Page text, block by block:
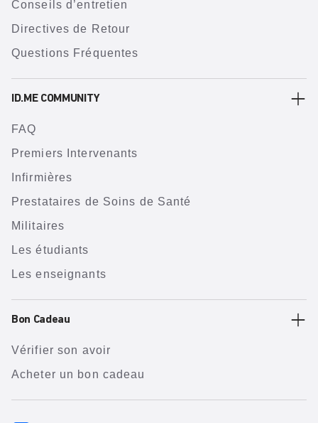
Conseils d’entretien
Directives de Retour
Questions Fréquentes
ID.ME COMMUNITY
FAQ
Premiers Intervenants
Infirmières
Prestataires de Soins de Santé
Militaires
Les étudiants
Les enseignants
Bon Cadeau
Vérifier son avoir
Acheter un bon cadeau